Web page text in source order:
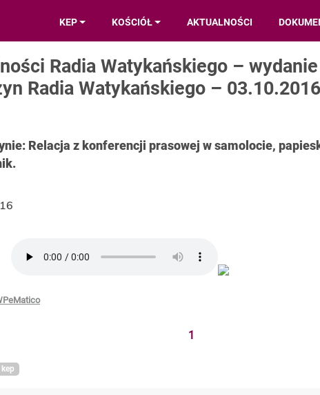
KEP KOŚCIÓŁ AKTUALNOŚCI
Radia Watykańskiego –
Radia Watykańskiego – 03.10.2016
Relacja z konferencji prasowej w samolocie,
1